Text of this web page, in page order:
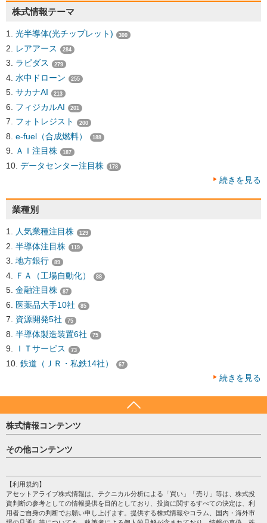
株式情報テーマ
光半導体(光チップレット) 300
レアアース 284
ラピダス 279
水中ドローン 255
サカナAI 213
フィジカルAI 201
フォトレジスト 200
e-fuel（合成燃料） 188
ＡＩ注目株 187
データセンター注目株 178
続きを見る
業種別
人気業種注目株 129
半導体注目株 119
地方銀行 89
ＦＡ（工場自動化） 88
金融注目株 87
医薬品大手10社 85
資源開発5社 75
半導体製造装置6社 75
ＩＴサービス 73
鉄道（ＪＲ・私鉄14社） 67
続きを見る
株式情報コンテンツ
日経平均
売買シグナル
注目銘柄
株テーマ情報
海外市況
投資カレンダー
その他コンテンツ
個人情報保護方針
プライバシーポリシー
会社案内
【利用規約】
アセットアライブ株式情報は、テクニカル分析による「買い」「売り」等は、株式投
資判断の参考としての情報提供を目的としており、投資に関するすべての決定は、利
用者ご自身の判断でお願い申し上げます。提供する株式情報やコラム、国内・海外市